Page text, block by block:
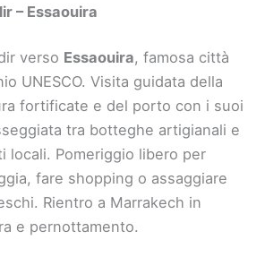
– Essaouira
verso Essaouira, famosa città
UNESCO. Visita guidata della
fortificate e del porto con i suoi
tra botteghe artigianali e
locali. Pomeriggio libero per
fare shopping o assaggiare
Rientro a Marrakech in
e pernottamento.